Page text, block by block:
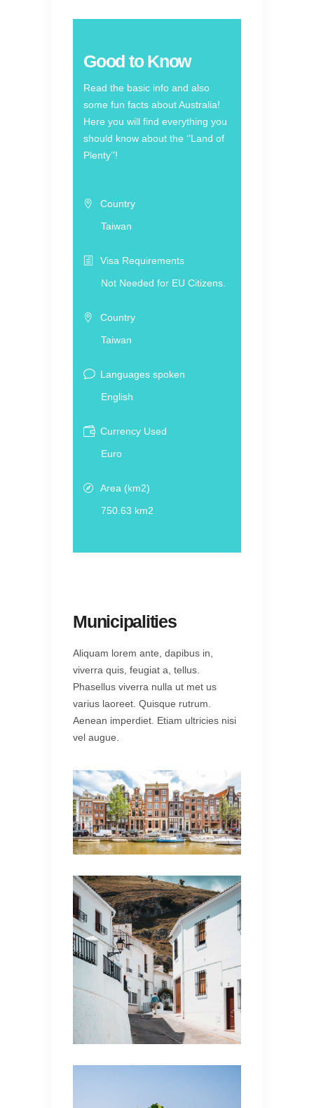
Good to Know
Read the basic info and also
some fun facts about Australia!
Here you will find everything you
should know about the ‘’Land of
Plenty’’!
Country
Taiwan
Visa Requirements
Not Needed for EU Citizens.
Country
Taiwan
Languages spoken
English
Currency Used
Euro
Area (km2)
750.63 km2
Municipalities
Aliquam lorem ante, dapibus in,
viverra quis, feugiat a, tellus.
Phasellus viverra nulla ut met us
varius laoreet. Quisque rutrum.
Aenean imperdiet. Etiam ultricies nisi
vel augue.